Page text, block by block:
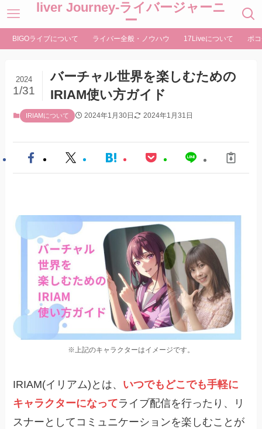
liver Journey-ライバージャーニ
ー
BIGOライブについて ライバー全般・ノウハウ 17Liveについて ポ
バーチャル世界を楽しむための
IRIAM使い方ガイド
2024
1/31
IRIAMについて 2024年1月30日 2024年1月31日
※上記のキャラクターはイメージです。
IRIAM(イリアム)とは、 いつでもどこでも手軽に
キャラクターになってライブ配信を行ったり、リ
スナーとしてコミュニケーションを楽しむことが